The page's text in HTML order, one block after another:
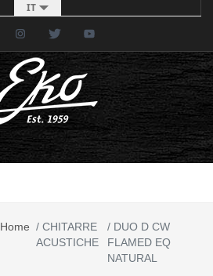
IT
FacebookInstagramTwitter
Home / CHITARRE
ACUSTICHE
/ DUO D CW
FLAMED EQ
NATURAL